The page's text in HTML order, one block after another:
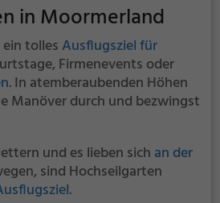
in Moormerland
tolles Ausflugsziel für
Firmenevents oder
. In atemberaubenden Höhen
Manöver durch und bezwingst
und es lieben sich an der
sind Hochseilgarten
.